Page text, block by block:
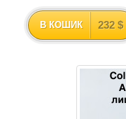
В КОШИК 232 $